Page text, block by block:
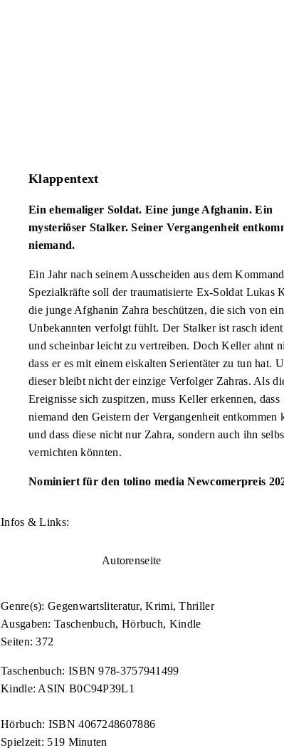
Klappentext
Ein ehemaliger Soldat. Eine junge Afghanin. Ein
mysteriöser Stalker. Seiner Vergangenheit
niemand.
Ein Jahr nach seinem Ausscheiden aus dem
Spezialkräfte soll der traumatisierte Ex-Soldat Lukas
die junge Afghanin Zahra beschützen, die sich von
Unbekannten verfolgt fühlt. Der Stalker ist rasch
und scheinbar leicht zu vertreiben. Doch Keller ahnt
dass er es mit einem eiskalten Serientäter zu tun hat.
dieser bleibt nicht der einzige Verfolger Zahras. Als
Ereignisse sich zuspitzen, muss Keller erkennen, dass
niemand den Geistern der Vergangenheit entkommen
und dass diese nicht nur Zahra, sondern auch ihn
vernichten könnten.
Nominiert für den tolino media Newcomerpreis
Infos & Links:
Autorenseite
Genre(s): Gegenwartsliteratur, Krimi, Thriller
Ausgaben: Taschenbuch, Hörbuch, Kindle
Seiten: 372
Taschenbuch: ISBN 978-3757941499
Kindle: ASIN B0C94P39L1
Hörbuch: ISBN 4067248607886
Spielzeit: 519 Minuten